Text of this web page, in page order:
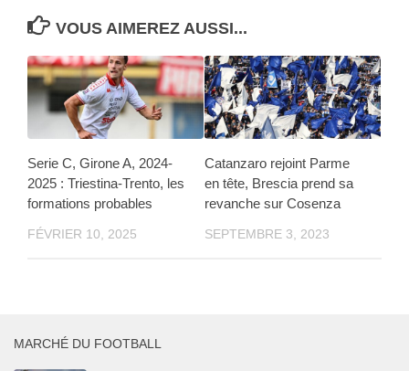
VOUS AIMEREZ AUSSI...
Serie C, Girone A, 2024-
2025 : Triestina-Trento, les
formations probables
FÉVRIER 10, 2025
Catanzaro rejoint Parme
en tête, Brescia prend sa
revanche sur Cosenza
SEPTEMBRE 3, 2023
MARCHÉ DU FOOTBALL